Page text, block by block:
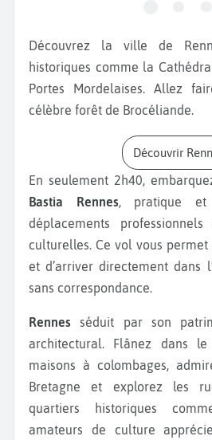
Découvrez la ville de Rennes et ses trésors
historiques comme la
Portes Mordelaises. Allez
célèbre forêt de Brocéliande.
Découvrir
En seulement 2h40,
Bastia Rennes, pratique
déplacements
culturelles. Ce vol vous
et d’arriver directement dans
sans correspondance.
Rennes séduit par son
architectural. Flânez dans
maisons à colombages,
Bretagne et explorez les
quartiers historiques
amateurs de culture